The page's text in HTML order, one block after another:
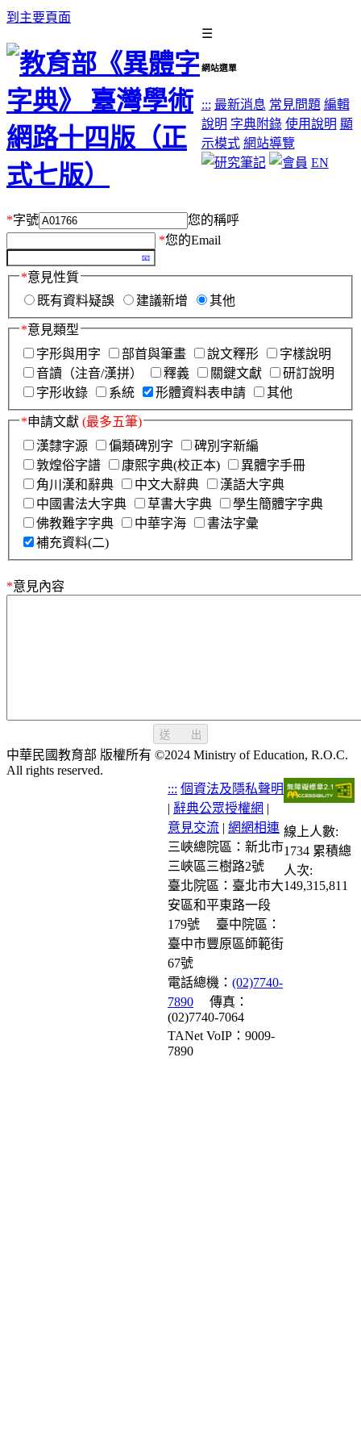
到主要頁面
☰
網站選單
::: 最新消息 常見問題 編輯
說明 字典附錄 使用說明 顯
示模式 網站導覽
EN
*字號
您的稱呼
*您的Email
*意見性質
既有資料疑誤
建議新增 其他
*意見類型
字形與用字
部首與筆畫 說文釋形
字樣說明
音讀（注音/漢拼）
釋義 關鍵文獻
研訂說明
字形收錄
系統 形體資料表申請 其他
*申請文獻 (最多五筆)
漢隸字源
偏類碑別字
碑別字新編
敦煌俗字譜
康熙字典(校正本)
異體字手冊
角川漢和辭典
中文大辭典
漢語大字典
中國書法大字典
草書大字典
學生簡體字字典
佛教難字字典
中華字海
書法字彙
補充資料(二)
*意見內容
送 出
中華民國教育部 版權所有 ©2024 Ministry of Education, R.O.C.
All rights reserved.
::: 個資法及隱私聲明
| 辭典公眾授權網 |
意見交流 | 網網相連
三峽總院區：新北市
三峽區三樹路2號
臺北院區：臺北市大
安區和平東路一段
179號
臺中院區：
臺中市豐原區師範街
67號
電話總機： (02)7740-
7890
傳真：
(02)7740-7064
TANet VoIP：9009-
7890
線上人數:
1734 累積總
人次:
149,315,811